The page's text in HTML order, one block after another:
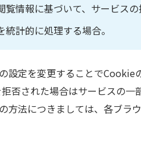
覧情報に基づいて、サービス
統計的に処理する場合。
設定を変更することでCookie
否された場合はサービスの一
方法につきましては、各ブラ